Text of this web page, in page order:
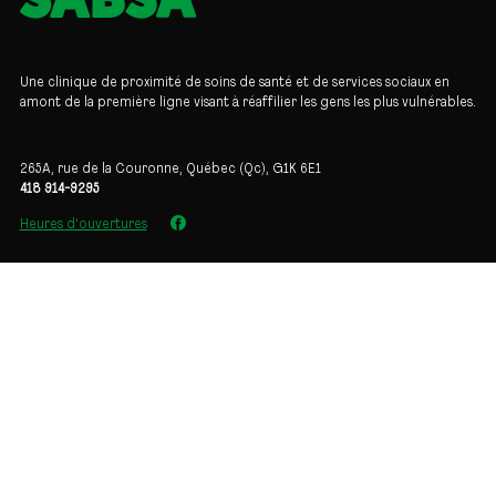
Une clinique de proximité de soins de santé et de services sociaux en
amont de la première ligne visant à réaffilier les gens les plus vulnérables.
265A, rue de la Couronne, Québec (Qc), G1K 6E1
418 914-9295
Heures d'ouvertures